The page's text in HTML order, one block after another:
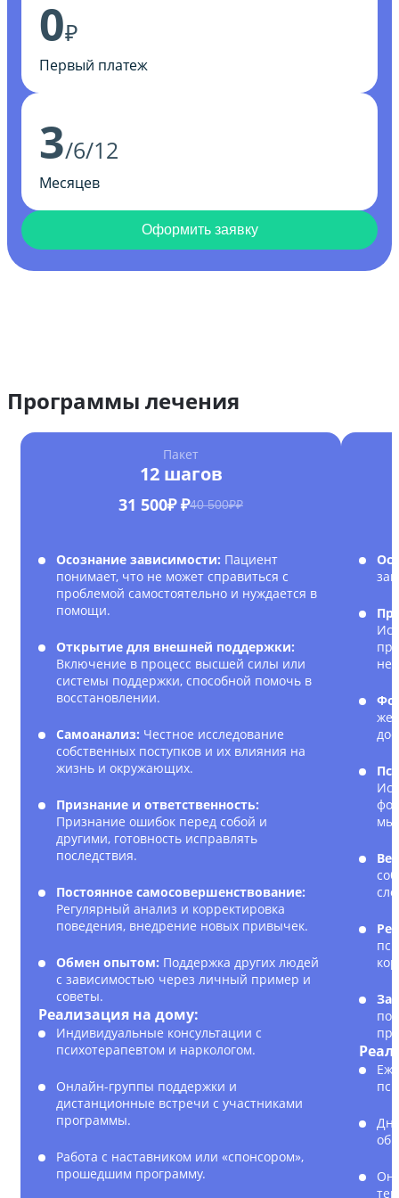
0₽
Первый платеж
3/6/12
Месяцев
Оформить заявку
Программы лечения
Пакет
12 шагов
31 500₽ ₽40 500₽₽
Осознание зависимости: Пациент
понимает, что не может справиться с
проблемой самостоятельно и нуждается в
помощи.
Открытие для внешней поддержки:
Включение в процесс высшей силы или
системы поддержки, способной помочь в
восстановлении.
Самоанализ: Честное исследование
собственных поступков и их влияния на
жизнь и окружающих.
Признание и ответственность:
Признание ошибок перед собой и
другими, готовность исправлять
последствия.
Постоянное самосовершенствование:
Регулярный анализ и корректировка
поведения, внедрение новых привычек.
Обмен опытом: Поддержка других людей
с зависимостью через личный пример и
советы.
Реализация на дому:
Индивидуальные консультации с
психотерапевтом и наркологом.
Онлайн-группы поддержки и
дистанционные встречи с участниками
программы.
Работа с наставником или «спонсором»,
прошедшим программу.